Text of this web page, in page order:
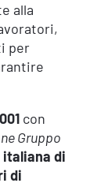
alla
per
con
Gruppo
di
di